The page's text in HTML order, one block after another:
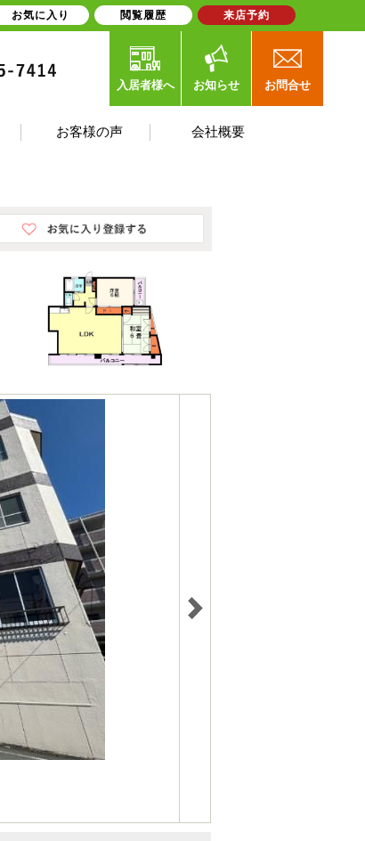
入居者様へ お知らせ お問合せ
お客様の声 会社概要
お気に入り 閲覧履歴 来店予約